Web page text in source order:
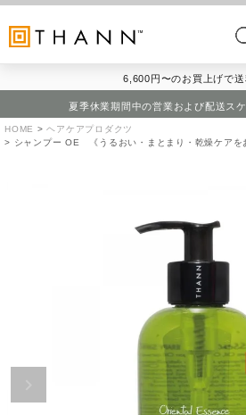
6,600円〜のお買上げで送
夏季休業期間中の営業および配送ス
HOME
ヘアケアプロダクツ
シャンプー OE 《うるおい・まとまり・乾燥ケアを